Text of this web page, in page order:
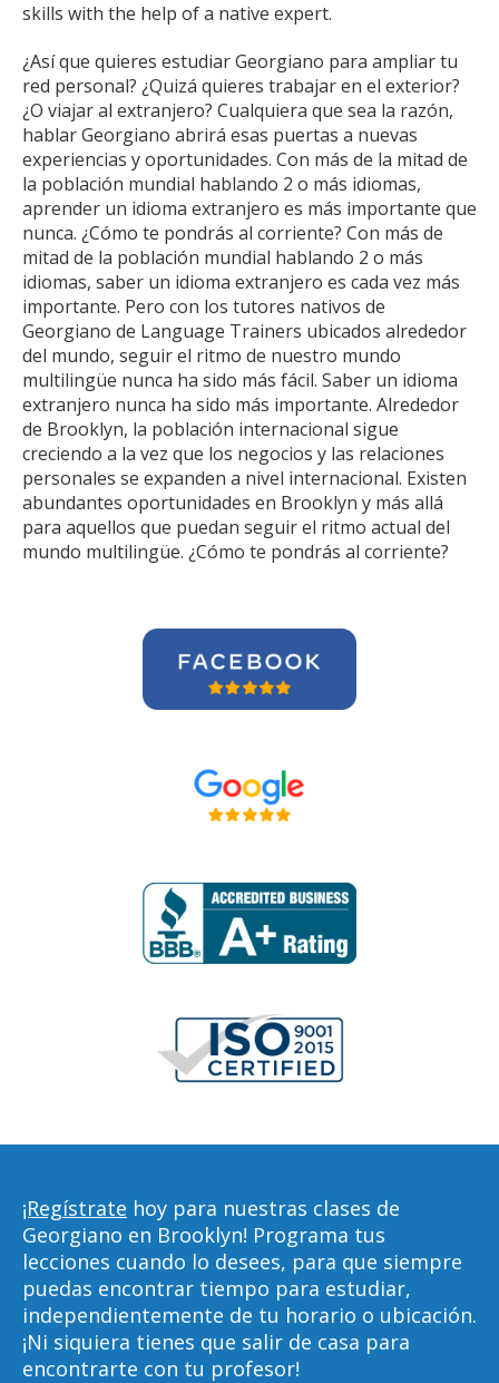
skills with the help of a native expert.
¿Así que quieres estudiar Georgiano para ampliar tu
red personal? ¿Quizá quieres trabajar en el exterior?
¿O viajar al extranjero? Cualquiera que sea la razón,
hablar Georgiano abrirá esas puertas a nuevas
experiencias y oportunidades. Con más de la mitad de
la población mundial hablando 2 o más idiomas,
aprender un idioma extranjero es más importante que
nunca. ¿Cómo te pondrás al corriente? Con más de
mitad de la población mundial hablando 2 o más
idiomas, saber un idioma extranjero es cada vez más
importante. Pero con los tutores nativos de
Georgiano de Language Trainers ubicados alrededor
del mundo, seguir el ritmo de nuestro mundo
multilingüe nunca ha sido más fácil. Saber un idioma
extranjero nunca ha sido más importante. Alrededor
de Brooklyn, la población internacional sigue
creciendo a la vez que los negocios y las relaciones
personales se expanden a nivel internacional. Existen
abundantes oportunidades en Brooklyn y más allá
para aquellos que puedan seguir el ritmo actual del
mundo multilingüe. ¿Cómo te pondrás al corriente?
¡Regístrate hoy para nuestras clases de
Georgiano en Brooklyn! Programa tus
lecciones cuando lo desees, para que siempre
puedas encontrar tiempo para estudiar,
independientemente de tu horario o ubicación.
¡Ni siquiera tienes que salir de casa para
encontrarte con tu profesor!